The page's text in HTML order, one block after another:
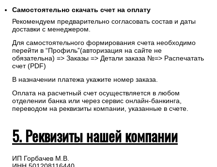
подтверждения и согласования даты доставки и направит
счет на указанную электронную почту.
Оплата на расчетный счет осуществляется в любом
отделении банка или через сервис онлайн-банкинга,
переводом на реквизиты компании, указанные в счете.
Самостоятельно скачать счетна оплату
доставки с менеджером.
Для самостоятельного формирования счета необходимо
перейти в “Профиль”(авторизация на сайте не
обязательна) => Заказы => Детали заказа №=> Распечатать
В назначении платежа укажите номер заказа.
Оплата на расчетный счет осуществляется в любом
переводом на реквизиты компании, указанные в счете.